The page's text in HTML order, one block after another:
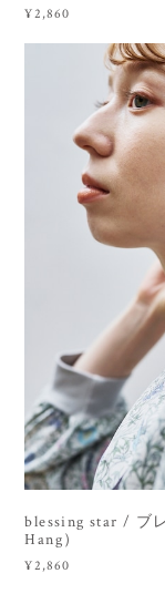
¥2,860
blessing star / ブ
Hang）
¥2,860